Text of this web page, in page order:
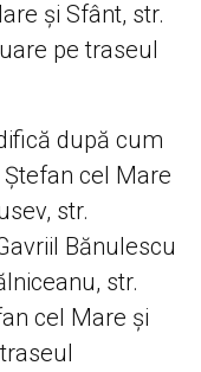
și Sfânt, str.
pe traseul
după cum
cel Mare
str.
Bănulescu
str.
cel Mare și